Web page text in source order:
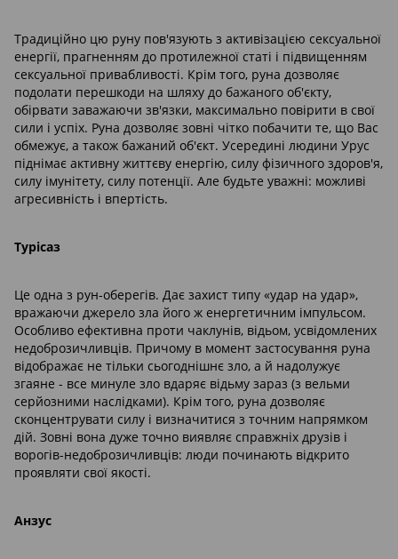
Традиційно цю руну пов'язують з активізацією сексуальної
енергії, прагненням до протилежної статі і підвищенням
сексуальної привабливості. Крім того, руна дозволяє
подолати перешкоди на шляху до бажаного об'єкту,
обірвати заважаючи зв'язки, максимально повірити в свої
сили і успіх. Руна дозволяє зовні чітко побачити те, що Вас
обмежує, а також бажаний об'єкт. Усередині людини Урус
піднімає активну життєву енергію, силу фізичного здоров'я,
силу імунітету, силу потенції. Але будьте уважні: можливі
агресивність і впертість.
Турісаз
Це одна з рун-оберегів. Дає захист типу «удар на удар»,
вражаючи джерело зла його ж енергетичним імпульсом.
Особливо ефективна проти чаклунів, відьом, усвідомлених
недоброзичливців. Причому в момент застосування руна
відображає не тільки сьогоднішнє зло, а й надолужує
згаяне - все минуле зло вдаряє відьму зараз (з вельми
серйозними наслідками). Крім того, руна дозволяє
сконцентрувати силу і визначитися з точним напрямком
дій. Зовні вона дуже точно виявляє справжніх друзів і
ворогів-недоброзичливців: люди починають відкрито
проявляти свої якості.
Анзус